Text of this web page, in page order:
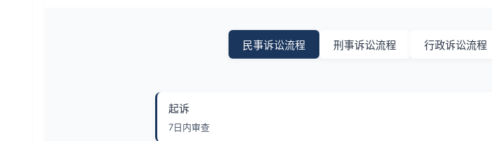
民事诉讼流程 刑事诉讼流程 行政诉讼流程
起诉
7日内审查